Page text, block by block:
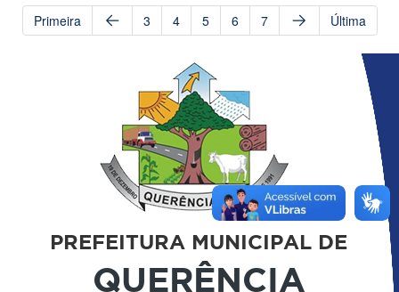
Primeira 3 4 5 6 7 Última
PREFEITURA MUNICIPAL DE
QUERÊNCIA